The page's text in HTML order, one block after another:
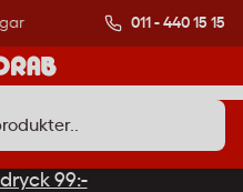
Över 500 000
011 - 440 15 15
99:-